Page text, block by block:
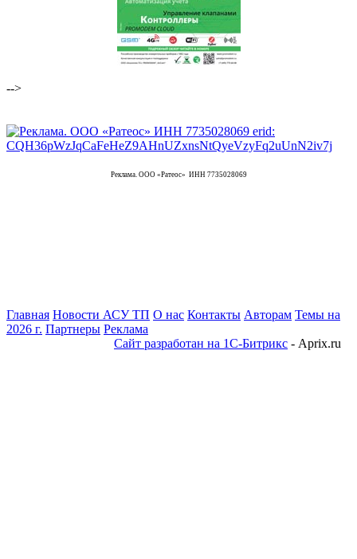
-->
Реклама. ООО «Ратеос» ИНН 7735028069
Главная Новости АСУ ТП О нас Контакты Авторам Темы на
2026 г. Партнеры Реклама
Сайт разработан на 1С-Битрикс - Aprix.ru